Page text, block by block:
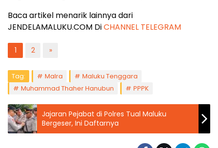
Baca artikel menarik lainnya dari
JENDELAMALUKU.COM DiCHANNEL TELEGRAM
1 2 »
Tag: Malra
Maluku Tenggara
Muhammad Thaher Hanubun
PPPK
Jajaran Pejabat di Polres Tual Maluku
Bergeser, Ini Daftarnya